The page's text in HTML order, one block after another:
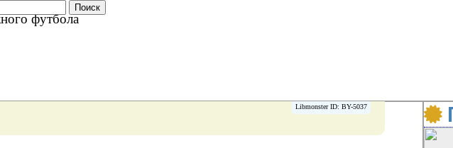
футбола
Libmonster ID: BY-5037